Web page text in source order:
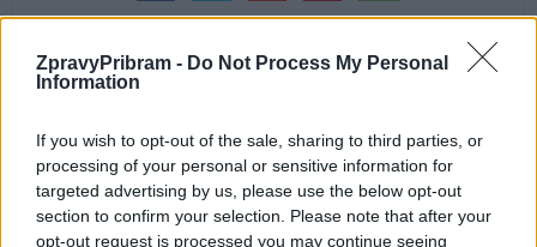
ZpravyPribram - Do Not Process My Personal
Information
If you wish to opt-out of the sale, sharing to third parties, or
processing of your personal or sensitive information for
targeted advertising by us, please use the below opt-out
section to confirm your selection. Please note that after your
opt-out request is processed you may continue seeing
Předchozí článek
Bývalá pěstírna konopí v Březnici
má nového majitele
Následující článek
Do začátku června má na
Novém rybníku vzniknout
parkourové hřiště